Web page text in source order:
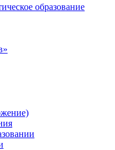
образование